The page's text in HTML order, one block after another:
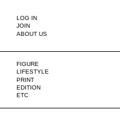
LOG IN
JOIN
ABOUT US
FIGURE
LIFESTYLE
PRINT
EDITION
ETC